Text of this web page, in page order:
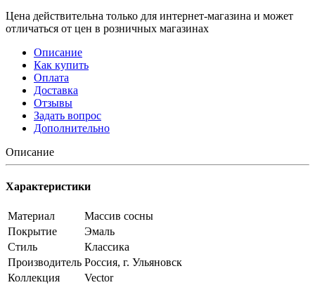
Цена действительна только для интернет-магазина и может
отличаться от цен в розничных магазинах
Описание
Как купить
Оплата
Доставка
Отзывы
Задать вопрос
Дополнительно
Описание
Характеристики
Материал
Массив сосны
Покрытие
Эмаль
Стиль
Классика
Производитель Россия, г. Ульяновск
Коллекция
Vector